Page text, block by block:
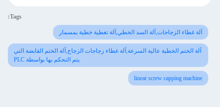
Tags:
آلة غطاء الزجاجات,آلة السد الخطي,آلة تغطية خطية بمسمار
آلة الختم الخطية عالية السرعة,آلة غطاء زجاجات الزجاج,آلة الختم القابضة التي
يتم التحكم بها بواسطة PLC
linear screw capping machine